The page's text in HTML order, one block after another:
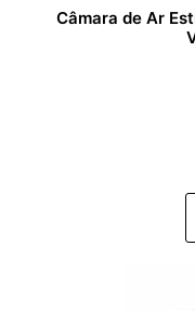
Câmara de Ar